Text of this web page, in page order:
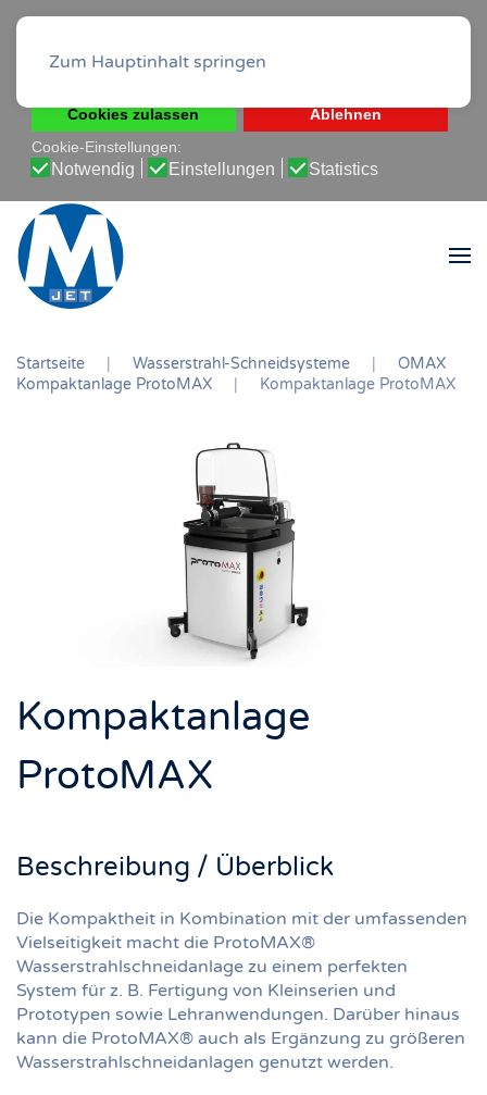
Cookie-Richtlinie
Datenschutz-Bestimmungen
Cookies zulassen
Ablehnen
Cookie-Einstellungen:
Notwendig Einstellungen Statistics
Zum Hauptinhalt springen
Startseite Wasserstrahl-Schneidsysteme
OMAX
Kompaktanlage ProtoMAX
Kompaktanlage ProtoMAX
Kompaktanlage
ProtoMAX
Beschreibung / Überblick
Die Kompaktheit in Kombination mit der umfassenden
Vielseitigkeit macht die ProtoMAX®
Wasserstrahlschneidanlage zu einem perfekten
System für z. B. Fertigung von Kleinserien und
Prototypen sowie Lehranwendungen. Darüber hinaus
kann die ProtoMAX® auch als Ergänzung zu größeren
Wasserstrahlschneidanlagen genutzt werden.